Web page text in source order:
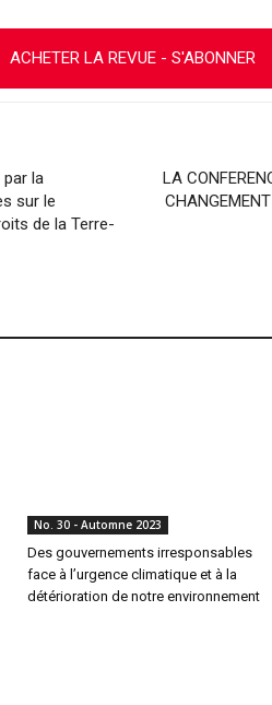
ACHETER LA REVUE - S'ABONNER
par la
sur le
de la Terre-
LA
No. 30 - Automne 2023
Des gouvernements irresponsables
face à l’urgence climatique et à la
détérioration de notre environnement